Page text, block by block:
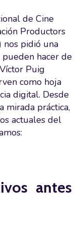
de Cine
Productors
nos pidió una
hacer de
Puig
como hoja
digital. Desde
mirada práctica,
actuales del
antes